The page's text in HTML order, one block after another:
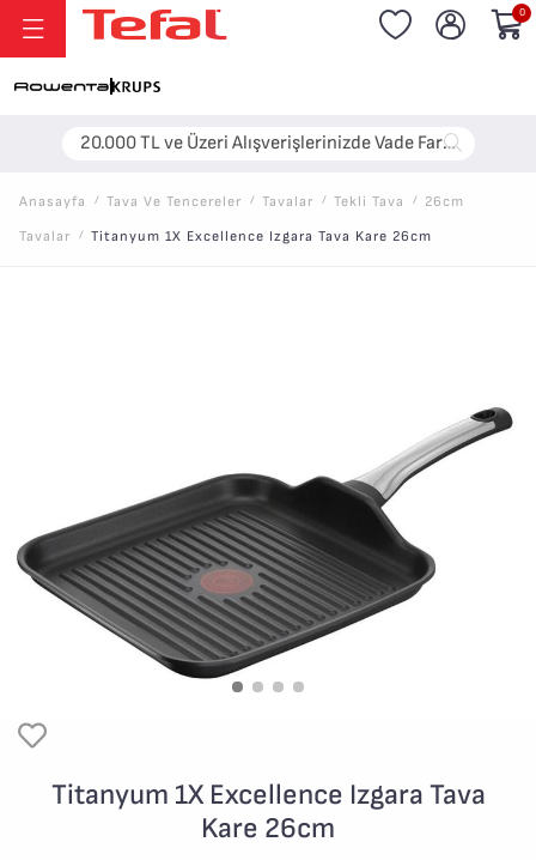
20.000 TL ve Üzeri Alışverişlerinizde Vade Farksız 6 Taksit!
0
Anasayfa / Tava Ve Tencereler / Tavalar / Tekli Tava /
26cm
Tavalar
/ Titanyum 1X Excellence Izgara Tava Kare 26cm
Titanyum 1X Excellence Izgara Tava
Kare 26cm